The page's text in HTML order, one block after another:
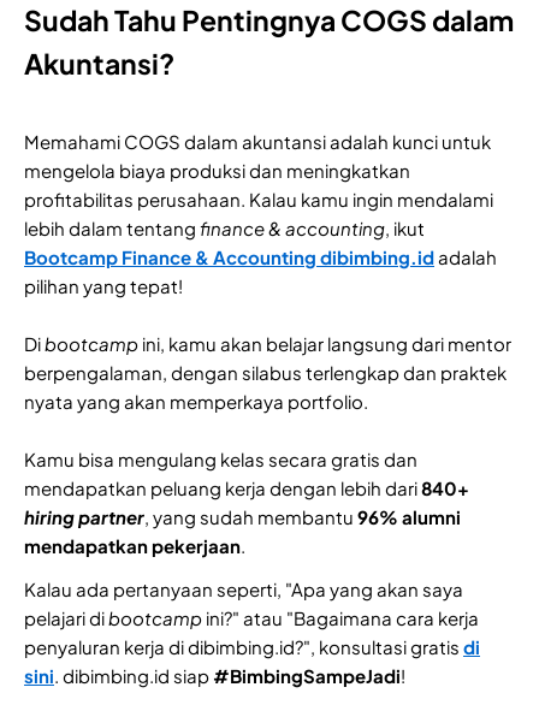
Sudah Tahu Pentingnya COGS dalam
Akuntansi?
Memahami COGS dalam akuntansi adalah kunci untuk
mengelola biaya produksi dan meningkatkan
profitabilitas perusahaan. Kalau kamu ingin mendalami
lebih dalam tentang finance & accounting, ikut
Bootcamp Finance & Accounting dibimbing.idadalah
pilihan yang tepat!
Dibootcamp ini, kamu akan belajar langsung dari mentor
berpengalaman, dengan silabus terlengkap dan praktek
nyata yang akan memperkaya portfolio.
Kamu bisa mengulang kelas secara gratis dan
mendapatkan peluang kerja dengan lebih dari840+
hiring partner, yang sudah membantu 96% alumni
mendapatkan pekerjaan.
Kalau ada pertanyaan seperti, "Apa yang akan saya
pelajari dibootcamp ini?" atau "Bagaimana cara kerja
penyaluran kerja di dibimbing.id?", konsultasi gratis di
sini. dibimbing.id siap #BimbingSampeJadi!